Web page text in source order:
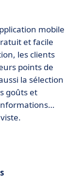
mobile
et facile
les clients
points de
la sélection
goûts et